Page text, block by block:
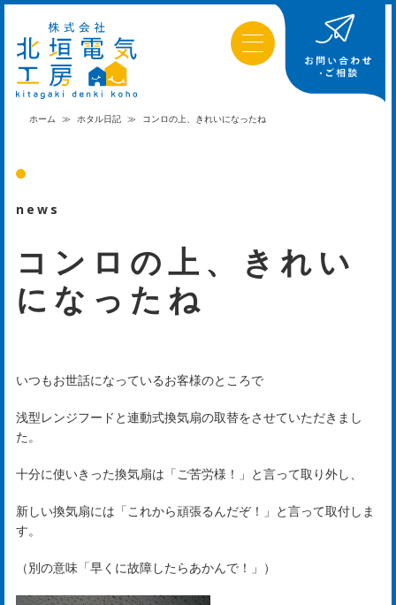
ホーム ≫ ホタル日記 ≫ コンロの上、きれいになったね
news
コンロの上、きれい
になったね
いつもお世話になっているお客様のところで
浅型レンジフードと連動式換気扇の取替をさせていただきまし
た。
十分に使いきった換気扇は「ご苦労様！」と言って取り外し、
新しい換気扇には「これから頑張るんだぞ！」と言って取付しま
す。
（別の意味「早くに故障したらあかんで！」）